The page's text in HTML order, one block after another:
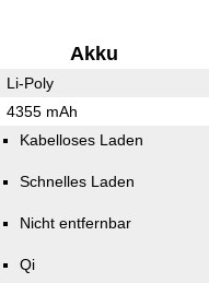
Akku
Li-Poly
4355 mAh
Kabelloses Laden
Schnelles Laden
Nicht entfernbar
Qi